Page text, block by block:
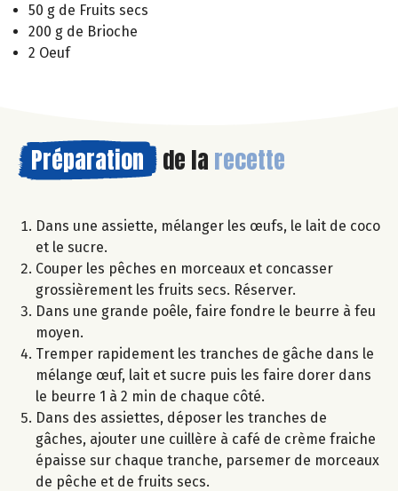
50 g de Fruits secs
200 g de Brioche
2 Oeuf
Préparation de la recette
Dans une assiette, mélanger les œufs, le lait de coco
et le sucre.
Couper les pêches en morceaux et concasser
grossièrement les fruits secs. Réserver.
Dans une grande poêle, faire fondre le beurre à feu
moyen.
Tremper rapidement les tranches de gâche dans le
mélange œuf, lait et sucre puis les faire dorer dans
le beurre 1 à 2 min de chaque côté.
Dans des assiettes, déposer les tranches de
gâches, ajouter une cuillère à café de crème fraiche
épaisse sur chaque tranche, parsemer de morceaux
de pêche et de fruits secs.